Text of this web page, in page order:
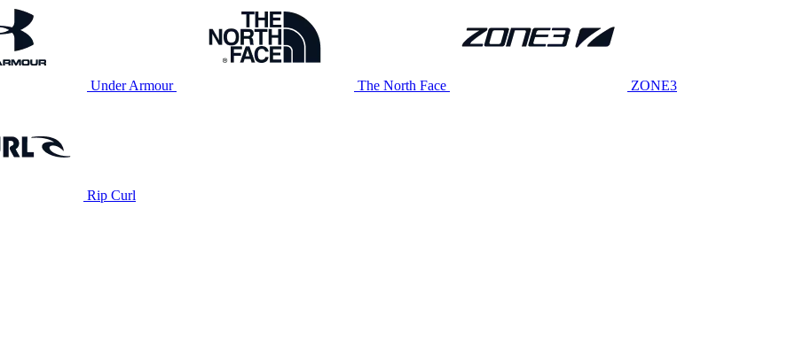
Under Armour The North Face ZONE3
Rip Curl